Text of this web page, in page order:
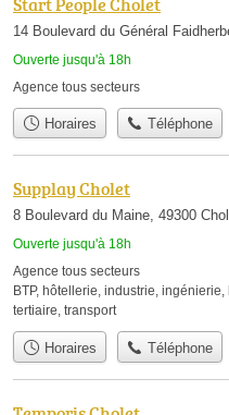
14 Boulevard du Général
Ouverte jusqu'à 18h
Agence tous secteurs
Horaires Téléphone
Supplay Cholet
8 Boulevard du Maine, 49300
Ouverte jusqu'à 18h
Agence tous secteurs
BTP, hôtellerie, industrie, ingénierie,
tertiaire, transport
Horaires Téléphone